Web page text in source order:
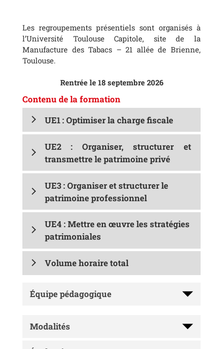
Les regroupements présentiels sont organisés à
l’Université Toulouse Capitole, site de la
Manufacture des Tabacs – 21 allée de Brienne,
Toulouse.
Rentrée le 18 septembre 2026
Contenu de la formation
UE1 : Optimiser la charge fiscale
UE2 : Organiser, structurer et
transmettre le patrimoine privé
UE3 : Organiser et structurer le
patrimoine professionnel
UE4 : Mettre en œuvre les stratégies
patrimoniales
Volume horaire total
Équipe pédagogique
Modalités